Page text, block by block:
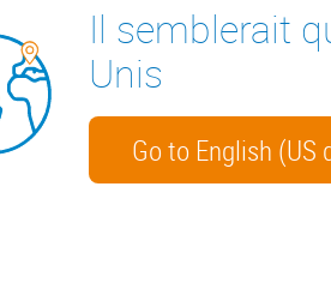
Footer
POMPES À CONDENSAT
CENTRE DE RESSOURCES
CONTACT
Il semblerait
Unis
Go to English (US